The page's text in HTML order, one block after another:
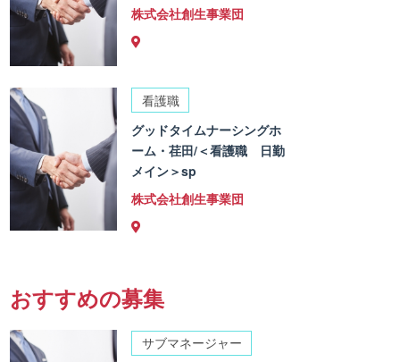
株式会社創生事業団
看護職
グッドタイムナーシングホ
ーム・荏田/＜看護職 日勤
メイン＞sp
株式会社創生事業団
おすすめの募集
サブマネージャー